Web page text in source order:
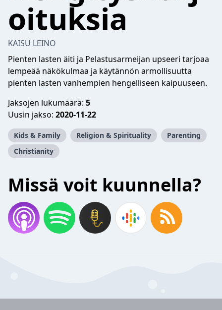
oituksia
KAISU LEINO
Pienten lasten äiti ja Pelastusarmeijan upseeri tarjoaa
lempeää näkökulmaa ja käytännön armollisuutta
pienten lasten vanhempien hengelliseen kaipuuseen.
Jaksojen lukumäärä: 5
Uusin jakso: 2020-11-22
Kids & Family Religion & Spirituality
Parenting
Christianity
Missä voit kuunnella?